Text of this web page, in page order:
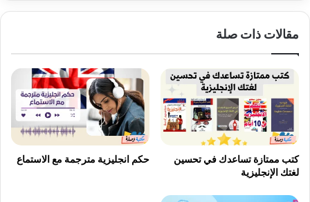
مقالات ذات صلة
كتب ممتازة تساعدك في تحسين
لغتك الإنجليزية
حكم انجليزية مترجمة مع الاستماع